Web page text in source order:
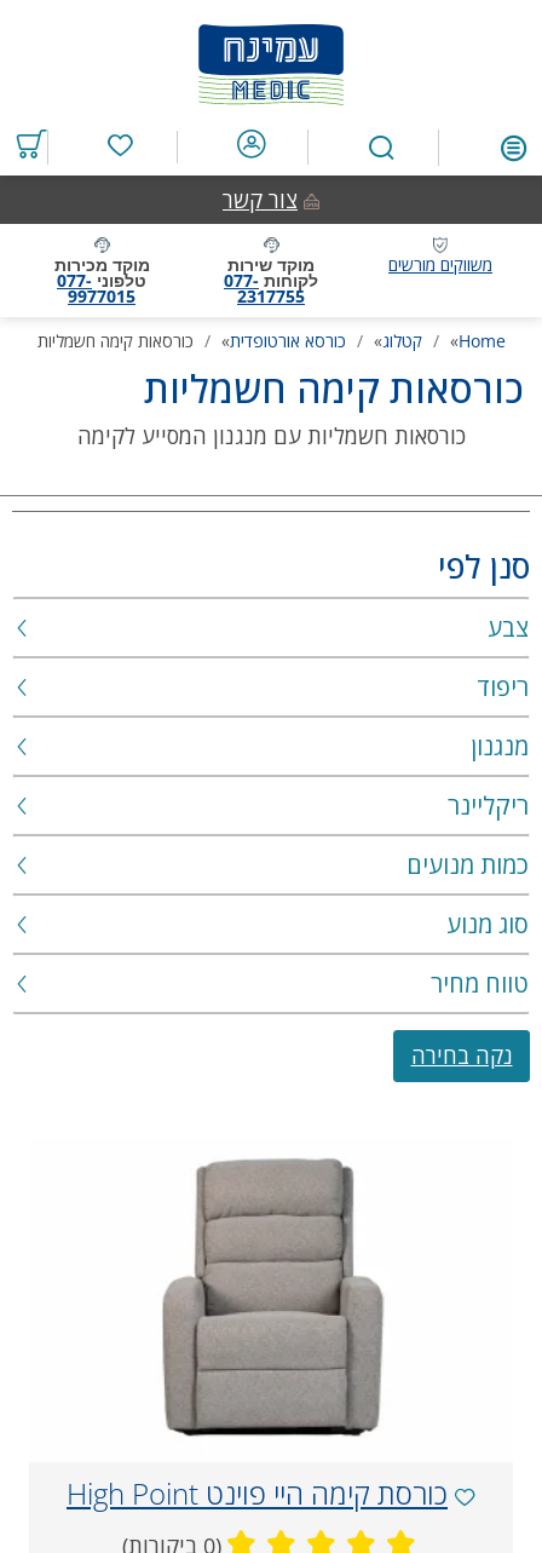
מוצרים
במועדפים
משווקים מורשים מוקד שירות
לקוחות 077-
2317755
מוקד מכירות
טלפוני 077-
9977015
צור קשר
Home
» קטלוג» כורסא אורטופדית» כורסאות קימה חשמליות
כורסאות קימה חשמליות
כורסאות חשמליות עם מנגנון המסייע לקימה
סנן לפי
צבע
ריפוד
מנגנון
ריקליינר
כמות מנועים
סוג מנוע
טווח מחיר
נקה בחירה
כורסת קימה היי פוינט High Point
(0 ביקורות)